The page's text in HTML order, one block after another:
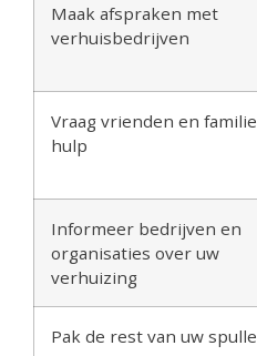
Maak afspraken met
verhuisbedrijven
Vraag vrienden en
hulp
Informeer bedrijven en
organisaties over uw
verhuizing
Pak de rest van uw